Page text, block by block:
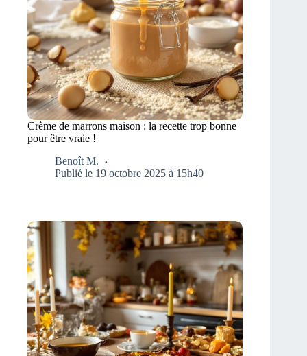
Crème de marrons maison : la recette trop bonne
pour être vraie !
Benoît M.
Publié le 19 octobre 2025 à 15h40